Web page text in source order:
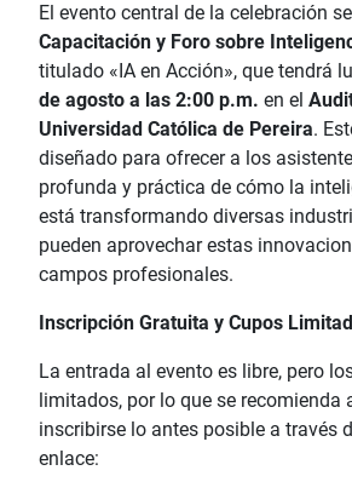
El evento central de la celebración
Capacitación y Foro sobre
titulado «IA en Acción», que tendrá
de agosto a las 2:00 p.m. en el
Universidad Católica de Pereira.
diseñado para ofrecer a los
profunda y práctica de cómo la
está transformando diversas
pueden aprovechar estas
campos profesionales.
Inscripción Gratuita y Cupos
La entrada al evento es libre, pero
limitados, por lo que se recomienda
inscribirse lo antes posible a través
enlace: